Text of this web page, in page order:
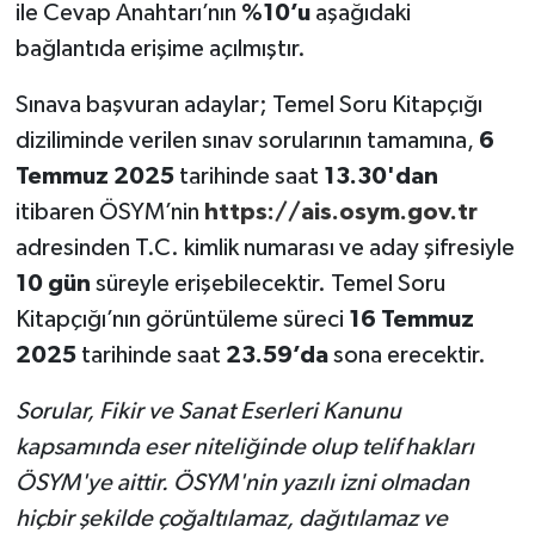
ile Cevap Anahtarı’nın %10’uaşağıdaki
bağlantıda erişime açılmıştır.
Sınava başvuran adaylar; Temel Soru Kitapçığı
diziliminde verilen sınav sorularının tamamına, 6
Temmuz 2025 tarihinde saat 13.30'dan
itibaren ÖSYM’nin https://ais.osym.gov.tr
adresinden T.C. kimlik numarası ve aday şifresiyle
10 gün süreyle erişebilecektir. Temel Soru
Kitapçığı’nın görüntüleme süreci 16 Temmuz
2025 tarihinde saat 23.59’dasona erecektir.
Sorular, Fikir ve Sanat Eserleri Kanunu
kapsamında eser niteliğinde olup telif hakları
ÖSYM'ye aittir. ÖSYM'nin yazılı izni olmadan
hiçbir şekilde çoğaltılamaz, dağıtılamaz ve